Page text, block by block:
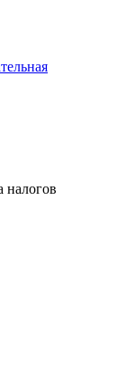
налогов